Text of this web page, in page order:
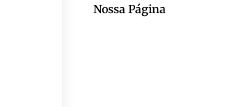
Nossa Página